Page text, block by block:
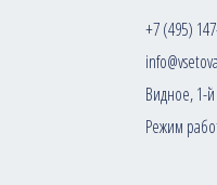
+7 (495)
Видное, 1-
Режим